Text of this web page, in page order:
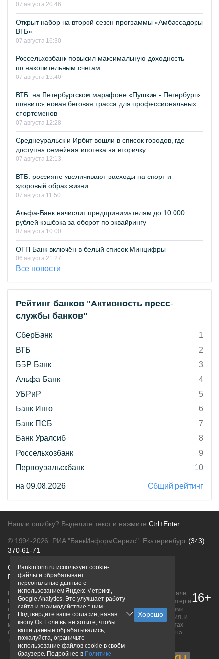
07 августа 20:46
Открыт набор на второй сезон программы «Амбассадоры
ВТБ»
07 августа 16:30
Россельхозбанк повысил максимальную доходность
по накопительным счетам
07 августа 15:40
ВТБ: на Петербургском марафоне «Пушкин - Петербург»
появится новая беговая трасса для профессиональных
спортсменов
07 августа 12:28
Среднеуральск и Ирбит вошли в список городов, где
доступна семейная ипотека на вторичку
07 августа 12:13
ВТБ: россияне увеличивают расходы на спорт и
здоровый образ жизни
07 августа 11:50
Альфа-Банк начислит предпринимателям до 10 000
рублей кэшбэка за оборот по эквайрингу
07 августа 10:00
ОТП Банк включён в белый список Минцифры
06 августа 21:27
Все новости
Рейтинг банков "Активность пресс-
службы банков"
СберБанк
1
ВТБ
2
ББР Банк
3
Альфа-Банк
4
УБРиР
5
Банк Инго
6
Банк ПСБ
7
Банк Уралсиб
8
Россельхозбанк
9
Первоуральскбанк
10
на 09.08.2026 Общий рейтинг
Нашли ошибку? Выделите текст и нажмите Ctrl+Enter
© 1994-2026. РИА "БанкИнформСервис". Екатеринбург (343)
370-61-71
О проектеПолитика конфиденциальности
Правовая информацияДля рекламодателей
Вся информация о продуктах банков, размещенная на портале
bankinform.ru, носит исключительно ознакомительный характер и
не является публичной офертой, определяемой положениями
ГК РФ. Информация не содержит точного и полного описания, и
может быть изменена. Конечные условия уточняйте на сайтах
банков или при личном обращении. Исключительное право на
товарные знаки принадлежит их правообладателям.
16+
Bankinform.ru использует cookie-
файлы и обрабатывает
персональные данные с
использованием Яндекс Метрики,
Google Analytics. Это улучшает работу
сайта и взаимодействие с ним.
Подтвердите ваше согласие, нажав
кнопу Ок. Если вы не хотите, чтобы
ваши данные обрабатывались,
пожалуйста, ограничьте
использование файлов cookie в своём
браузере. Подробнее в Политике